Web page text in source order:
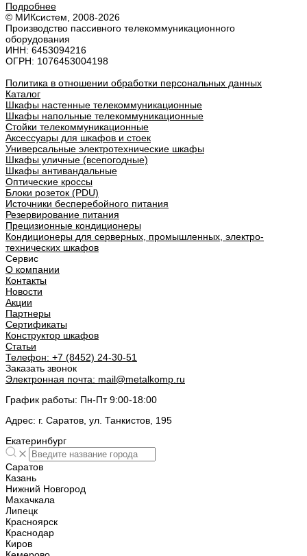
Подробнее
© МИКсистем, 2008-2026
Производство пассивного телекоммуникационного
оборудования
ИНН: 6453094216
ОГРН: 1076453004198
Политика в отношении обработки персональных данных
Каталог
Шкафы настенные телекоммуникационные
Шкафы напольные телекоммуникационные
Стойки телекоммуникационные
Аксессуары для шкафов и стоек
Универсальные электротехнические шкафы
Шкафы уличные (всепогодные)
Шкафы антивандальные
Оптические кроссы
Блоки розеток (PDU)
Источники бесперебойного питания
Резервирование питания
Прецизионные кондиционеры
Кондиционеры для серверных, промышленных, электро-
технических шкафов
Сервис
О компании
Контакты
Новости
Акции
Партнеры
Сертификаты
Конструктор шкафов
Статьи
Телефон: +7 (8452) 24-30-51
Заказать звонок
Электронная почта: mail@metalkomp.ru
График работы: Пн-Пт 9:00-18:00
Адрес: г. Саратов, ул. Танкистов, 195
Екатеринбург
Саратов
Казань
Нижний Новгород
Махачкала
Липецк
Красноярск
Краснодар
Киров